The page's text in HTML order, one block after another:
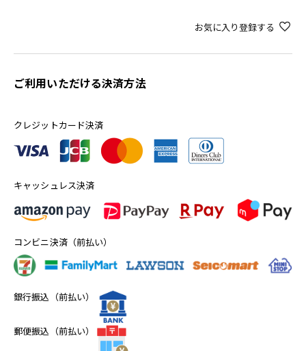
お気に入り登録する
ご利用いただける決済方法
クレジットカード決済
キャッシュレス決済
コンビニ決済（前払い）
銀行振込（前払い）
郵便振込（前払い）